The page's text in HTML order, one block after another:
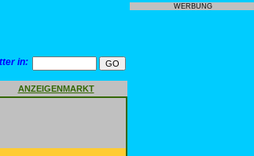
in:
ANZEIGENMARKT
WERBUNG